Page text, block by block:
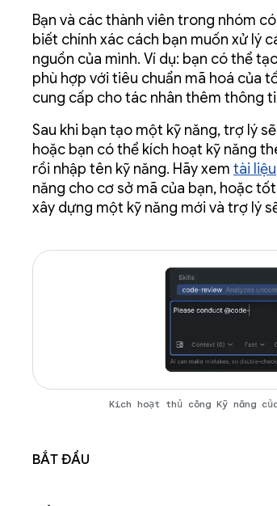
Bạn và các thành viên trong nhóm
biết chính xác cách bạn muốn xử lý
nguồn của mình. Ví dụ: bạn có thể
phù hợp với tiêu chuẩn mã hoá của
cung cấp cho tác nhân thêm thông
Sau khi bạn tạo một kỹ năng, trợ lý
hoặc bạn có thể kích hoạt kỹ năng
rồi nhập tên kỹ năng. Hãy xem tài liệu
năng cho cơ sở mã của bạn, hoặc
xây dựng một kỹ năng mới và trợ lý
Kích hoạt thủ công Kỹ năng
Bắt đầu